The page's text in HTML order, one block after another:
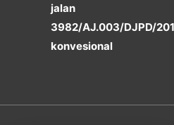
jalan
3982/AJ.003/DJPD/
konvesional